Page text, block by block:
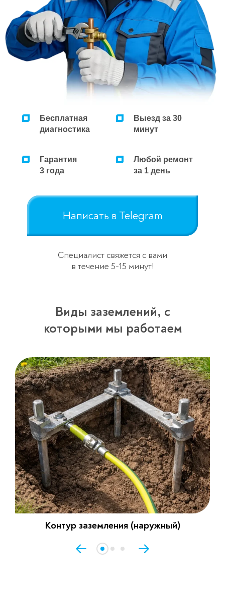
Бесплатная
диагностика
Выезд за 30
минут
Гарантия
3 года
Любой ремонт
за 1 день
Написать в Telegram
Специалист свяжется с вами
в течение 5-15 минут!
Виды заземлений, с
которыми мы работаем
Контур заземления (наружный)